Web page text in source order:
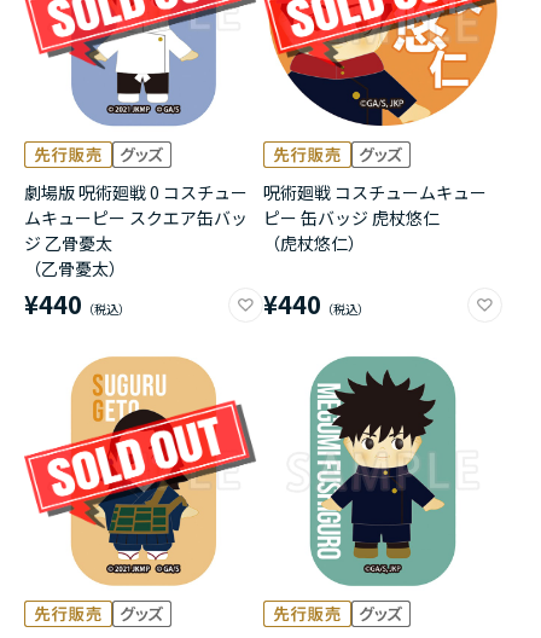
劇場版 呪術廻戦 0 コスチュー
ムキューピー スクエア缶バッ
ジ 乙骨憂太
（乙骨憂太）
¥440
呪術廻戦 コスチュームキュー
ピー 缶バッジ 虎杖悠仁
（虎杖悠仁）
¥440